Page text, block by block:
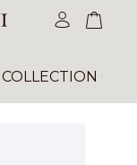
COLLECTION